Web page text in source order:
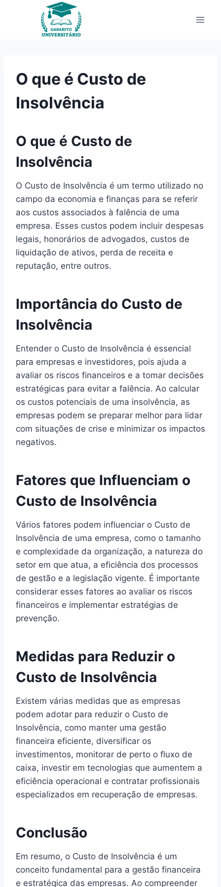
O que é Custo de
Insolvência
O que é Custo de
Insolvência
O Custo de Insolvência é um termo utilizado no
campo da economia e finanças para se referir
aos custos associados à falência de uma
empresa. Esses custos podem incluir despesas
legais, honorários de advogados, custos de
liquidação de ativos, perda de receita e
reputação, entre outros.
Importância do Custo de
Insolvência
Entender o Custo de Insolvência é essencial
para empresas e investidores, pois ajuda a
avaliar os riscos financeiros e a tomar decisões
estratégicas para evitar a falência. Ao calcular
os custos potenciais de uma insolvência, as
empresas podem se preparar melhor para lidar
com situações de crise e minimizar os impactos
negativos.
Fatores que Influenciam o
Custo de Insolvência
Vários fatores podem influenciar o Custo de
Insolvência de uma empresa, como o tamanho
e complexidade da organização, a natureza do
setor em que atua, a eficiência dos processos
de gestão e a legislação vigente. É importante
considerar esses fatores ao avaliar os riscos
financeiros e implementar estratégias de
prevenção.
Medidas para Reduzir o
Custo de Insolvência
Existem várias medidas que as empresas
podem adotar para reduzir o Custo de
Insolvência, como manter uma gestão
financeira eficiente, diversificar os
investimentos, monitorar de perto o fluxo de
caixa, investir em tecnologias que aumentem a
eficiência operacional e contratar profissionais
especializados em recuperação de empresas.
Conclusão
Em resumo, o Custo de Insolvência é um
conceito fundamental para a gestão financeira
e estratégica das empresas. Ao compreender